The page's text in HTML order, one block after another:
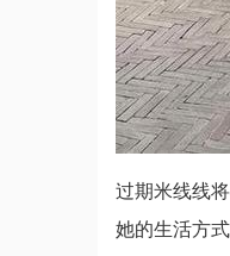
过期米线线
她的生活方